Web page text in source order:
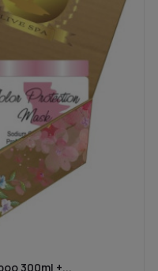
300ml +...